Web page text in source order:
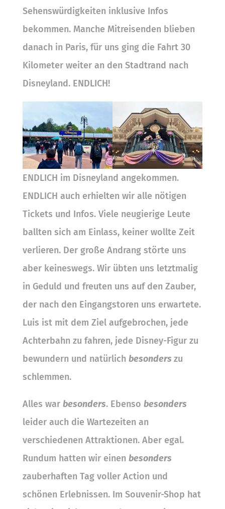
Sehenswürdigkeiten inklusive Infos
bekommen. Manche Mitreisenden blieben
danach in Paris, für uns ging die Fahrt 30
Kilometer weiter an den Stadtrand nach
Disneyland. ENDLICH!
ENDLICH im Disneyland angekommen.
ENDLICH auch erhielten wir alle nötigen
Tickets und Infos. Viele neugierige Leute
ballten sich am Einlass, keiner wollte Zeit
verlieren. Der große Andrang störte uns
aber keineswegs. Wir übten uns letztmalig
in Geduld und freuten uns auf den Zauber,
der nach den Eingangstoren uns erwartete.
Luis ist mit dem Ziel aufgebrochen, jede
Achterbahn zu fahren, jede Disney-Figur zu
bewundern und natürlich besonders zu
schlemmen.
Alles war besonders. Ebenso besonders
leider auch die Wartezeiten an
verschiedenen Attraktionen. Aber egal.
Rundum hatten wir einen besonders
zauberhaften Tag voller Action und
schönen Erlebnissen. Im Souvenir-Shop hat